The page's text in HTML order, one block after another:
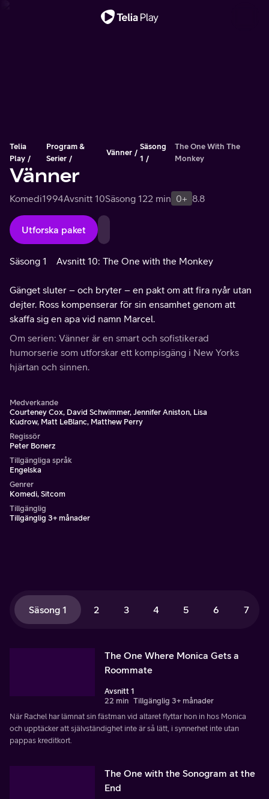
Telia
Play
Program &
Serier
Vänner
Säsong
1
The One With The
Monkey
Vänner
Komedi1994Avsnitt 10Säsong 122 min 0+ 8.8
Utforska paket
Säsong 1 Avsnitt 10: The One with the Monkey
Gänget sluter – och bryter – en pakt om att fira nyår utan
dejter. Ross kompenserar för sin ensamhet genom att
skaffa sig en apa vid namn Marcel.
Om serien: Vänner är en smart och sofistikerad
humorserie som utforskar ett kompisgäng i New Yorks
hjärtan och sinnen.
Medverkande
Courteney Cox, David Schwimmer, Jennifer Aniston, Lisa
Kudrow, Matt LeBlanc, Matthew Perry
Regissör
Peter Bonerz
Tillgängliga språk
Engelska
Genrer
Komedi, Sitcom
Tillgänglig
Tillgänglig 3+ månader
Säsong 1 2 3 4 5 6 7
The One Where Monica Gets a
Roommate
Avsnitt 1
22 min Tillgänglig 3+ månader
När Rachel har lämnat sin fästman vid altaret flyttar hon in hos Monica
och upptäcker att självständighet inte är så lätt, i synnerhet inte utan
pappas kreditkort.
The One with the Sonogram at the
End